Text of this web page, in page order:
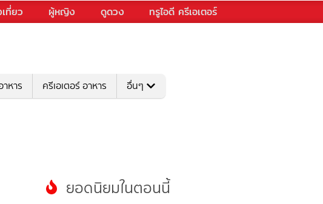
ที่ยว ผู้หญิง ดูดวง ทรูไอดี ครีเอเตอร์
หาร ครีเอเตอร์ อาหาร อื่นๆ
ยอดนิยมในตอนนี้